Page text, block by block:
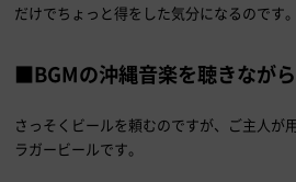
だけでちょっと得をした気分になるのです。
■BGMの沖縄音楽を聴きながら
さっそくビールを頼むのですが、ご主人が
ラガービールです。